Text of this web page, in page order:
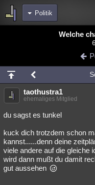
Politik
Chat Wiki
meine Rubriken
Menschen Wissenschaft
Spiritualität
Natur Umfragen
weitere Rubriken
Philosophie Träume
Welche
taothustra1
ehemaliges Mitglied
du sagst es tunkel
kuck dich trotzdem schon
kannst......denn deine
viele andere auf die gleiche
wird dann mußt du damit
gut aussehen